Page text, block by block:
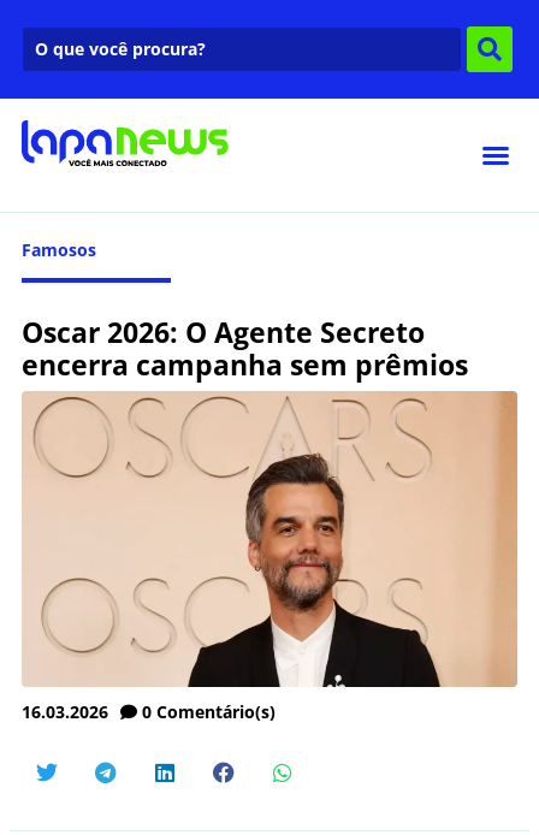
Famosos
Oscar 2026: O Agente Secreto
encerra campanha sem prêmios
16.03.2026 0 Comentário(s)